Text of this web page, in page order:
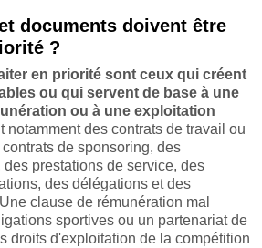
documents doivent être
?
en priorité sont ceux qui créent
ou qui servent de base à une
ou à une exploitation
notamment des contrats de travail ou
de sponsoring, des
prestations de service, des
des délégations et des
clause de rémunération mal
sportives ou un partenariat de
droits d'exploitation de la compétition